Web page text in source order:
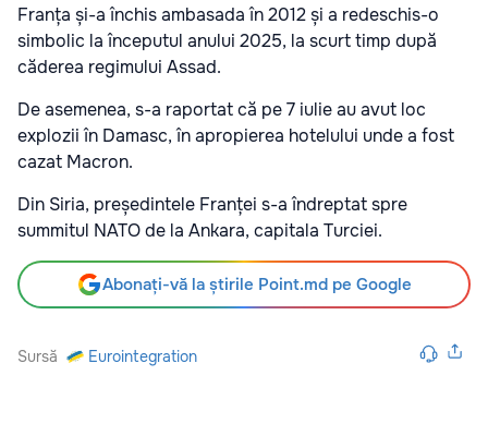
Franța și-a închis ambasada în 2012 și a redeschis-o
simbolic la începutul anului 2025, la scurt timp după
căderea regimului Assad.
De asemenea, s-a raportat că pe 7 iulie au avut loc
explozii în Damasc, în apropierea hotelului unde a fost
cazat Macron.
Din Siria, președintele Franței s-a îndreptat spre
summitul NATO de la Ankara, capitala Turciei.
Abonați-vă la știrile Point.md pe Google
Sursă Eurointegration